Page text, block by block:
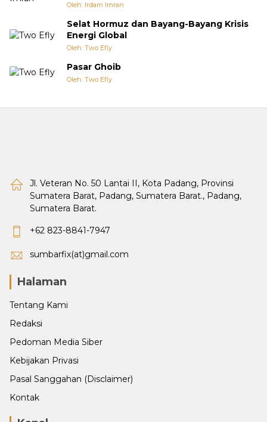
Oleh: Irdam Imran
Selat Hormuz dan Bayang-Bayang Krisis
Energi Global
Oleh: Two Efly
Pasar Ghoib
Oleh: Two Efly
Jl. Veteran No. 50 Lantai II, Kota Padang, Provinsi
Sumatera Barat, Padang, Sumatera Barat., Padang,
Sumatera Barat.
+62 823-8841-7947
sumbarfix(at)gmail.com
Halaman
Tentang Kami
Redaksi
Pedoman Media Siber
Kebijakan Privasi
Pasal Sanggahan (Disclaimer)
Kontak